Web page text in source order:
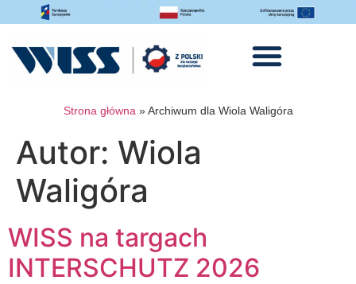
Strona główna » Archiwum dla Wiola Waligóra
Autor: Wiola
Waligóra
WISS na targach
INTERSCHUTZ 2026